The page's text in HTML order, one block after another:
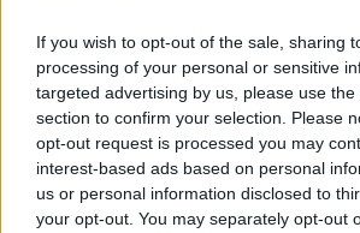
If you wish to opt-out of the sale, sharing
processing of your personal or sensitive
targeted advertising by us, please use
section to confirm your selection. Please
opt-out request is processed you may
interest-based ads based on personal
us or personal information disclosed to
your opt-out. You may separately opt-out